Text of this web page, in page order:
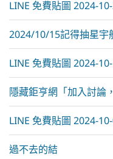
LINE 免費貼圖 2024-
2024/10/15記得抽星宇
LINE 免費貼圖 2024-
隱藏鉅亨網「加入討論
LINE 免費貼圖 2024-
過不去的結